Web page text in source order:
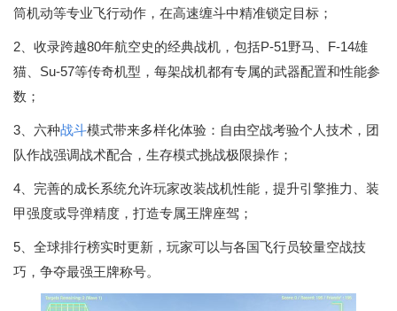
筒机动等专业飞行动作，在高速缠斗中精准锁定目标；
2、收录跨越80年航空史的经典战机，包括P-51野马、F-14雄
猫、Su-57等传奇机型，每架战机都有专属的武器配置和性能参
数；
3、六种战斗模式带来多样化体验：自由空战考验个人技术，团
队作战强调战术配合，生存模式挑战极限操作；
4、完善的成长系统允许玩家改装战机性能，提升引擎推力、装
甲强度或导弹精度，打造专属王牌座驾；
5、全球排行榜实时更新，玩家可以与各国飞行员较量空战技
巧，争夺最强王牌称号。